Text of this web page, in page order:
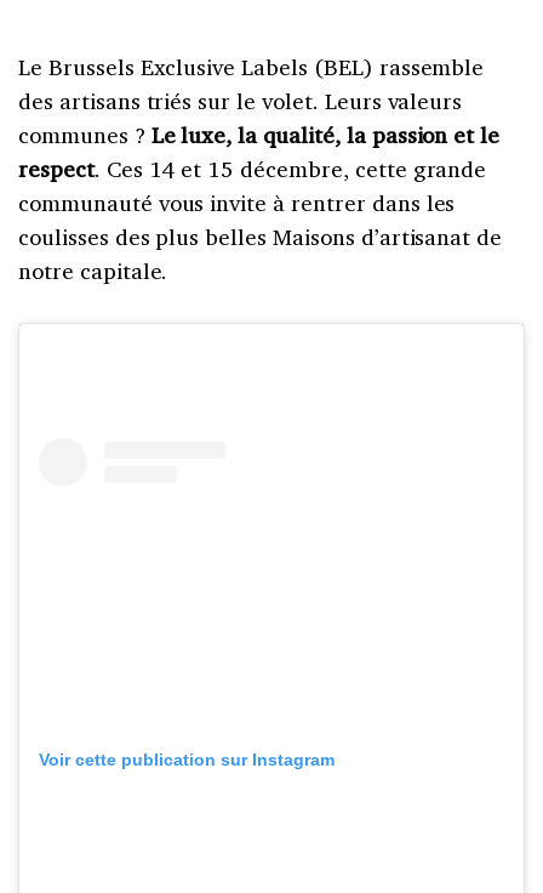
Le Brussels Exclusive Labels (BEL) rassemble
des artisans triés sur le volet. Leurs valeurs
communes ? Le luxe, la qualité, la passion et le
respect. Ces 14 et 15 décembre, cette grande
communauté vous invite à rentrer dans les
coulisses des plus belles Maisons d’artisanat de
notre capitale.
Voir cette publication sur Instagram